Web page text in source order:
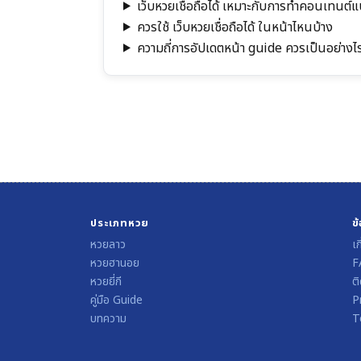
เว็บหวยเชื่อถือได้ เหมาะกับการทำคอนเทนต์
ควรใช้ เว็บหวยเชื่อถือได้ ในหน้าไหนบ้าง
ความถี่การอัปเดตหน้า guide ควรเป็นอย่างไ
ประเภทหวย
หวยลาว
หวยฮานอย
หวยยี่กี
คู่มือ Guide
บทความ